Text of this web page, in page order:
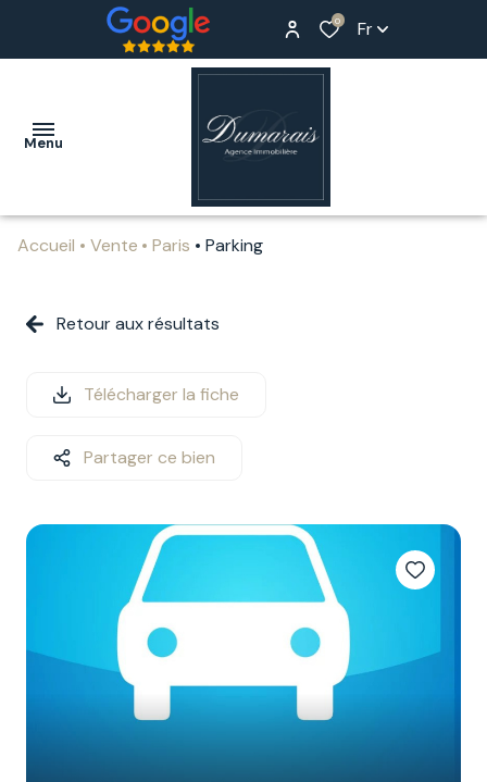
0 Fr
Menu
ACHETER
ESTIMER
NOTRE
CONTACT
Accueil Vente Paris Parking
Retour aux résultats
Télécharger la fiche
Partager ce bien